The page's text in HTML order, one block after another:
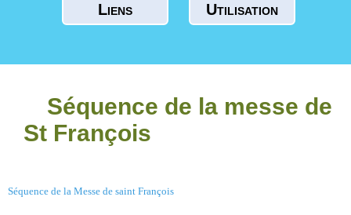
Liens Utilisation
Séquence de la messe de
St François
Séquence de la Messe de saint François